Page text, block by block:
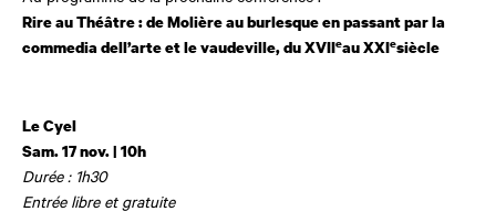
Rire au Théâtre : de Molière au burlesque en passant par la
commedia dell’arte et le vaudeville, du XVIIeau XXIesiècle
Le Cyel
Sam. 17 nov. | 10h
Durée : 1h30
Entrée libre et gratuite